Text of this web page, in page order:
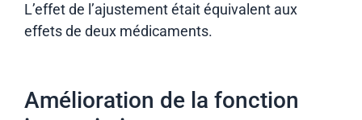
L’effet de l’ajustement était équivalent aux
effets de deux médicaments.
Amélioration de la fonction